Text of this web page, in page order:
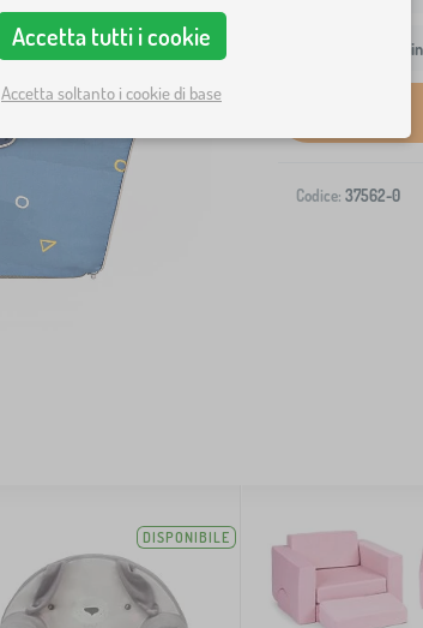
Spedizione al tuo
Codice: 37562-0
DISPONIBILE
Accetta tutti i cookie
Accetta soltanto i cookie di base